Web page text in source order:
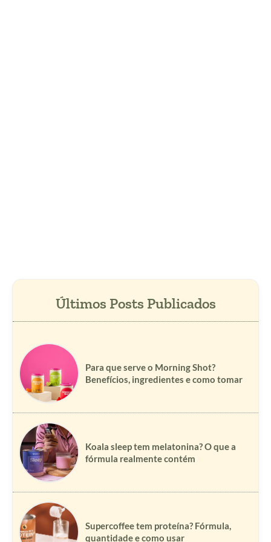
Para que serve o Morning Shot?
Benefícios, ingredientes e como tomar
Koala sleep tem melatonina? O que a
fórmula realmente contém
Supercoffee tem proteína? Fórmula,
quantidade e como usar